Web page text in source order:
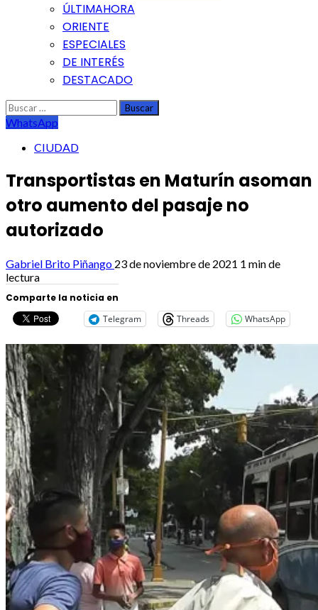
ÚLTIMAHORA
ORIENTE
ESPECIALES
DE INTERÉS
DESTACADO
Buscar:
WhatsApp
CIUDAD
Transportistas en Maturín asoman
otro aumento del pasaje no
autorizado
Gabriel Brito Piñango 23 de noviembre de 2021 1 min de
lectura
Comparte la noticia en
Telegram
Threads WhatsApp